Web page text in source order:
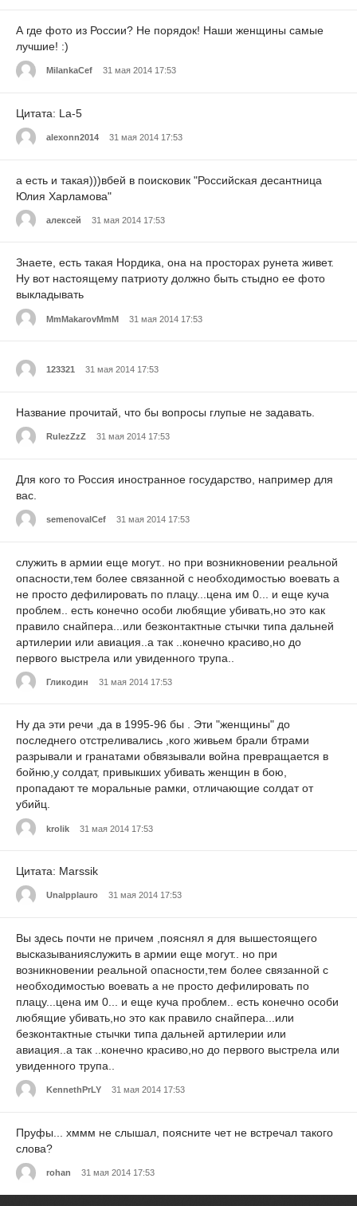
А где фото из России? Не порядок! Наши женщины самые
лучшие! :)
MilankaCef 31 мая 2014 17:53
Цитата: La-5
alexonn2014 31 мая 2014 17:53
а есть и такая)))вбей в поисковик "Российская десантница
Юлия Харламова"
алексей 31 мая 2014 17:53
Знаете, есть такая Нордика, она на просторах рунета живет.
Ну вот настоящему патриоту должно быть стыдно ее фото
выкладывать
MmMakarovMmM 31 мая 2014 17:53
123321 31 мая 2014 17:53
Название прочитай, что бы вопросы глупые не задавать.
RulezZzZ 31 мая 2014 17:53
Для кого то Россия иностранное государство, например для
вас.
semenovalCef 31 мая 2014 17:53
служить в армии еще могут.. но при возникновении реальной
опасности,тем более связанной с необходимостью воевать а
не просто дефилировать по плацу...цена им 0... и еще куча
проблем.. есть конечно особи любящие убивать,но это как
правило снайпера...или безконтактные стычки типа дальней
артилерии или авиация..а так ..конечно красиво,но до
первого выстрела или увиденного трупа..
Гликодин 31 мая 2014 17:53
Ну да эти речи ,да в 1995-96 бы . Эти "женщины" до
последнего отстреливались ,кого живьем брали бтрами
разрывали и гранатами обвязывали война превращается в
бойню,у солдат, привыкших убивать женщин в бою,
пропадают те моральные рамки, отличающие солдат от
убийц.
krolik 31 мая 2014 17:53
Цитата: Marssik
Unalpplauro 31 мая 2014 17:53
Вы здесь почти не причем ,пояснял я для вышестоящего
высказыванияслужить в армии еще могут.. но при
возникновении реальной опасности,тем более связанной с
необходимостью воевать а не просто дефилировать по
плацу...цена им 0... и еще куча проблем.. есть конечно особи
любящие убивать,но это как правило снайпера...или
безконтактные стычки типа дальней артилерии или
авиация..а так ..конечно красиво,но до первого выстрела или
увиденного трупа..
KennethPrLY 31 мая 2014 17:53
Пруфы... хммм не слышал, поясните чет не встречал такого
слова?
rohan 31 мая 2014 17:53